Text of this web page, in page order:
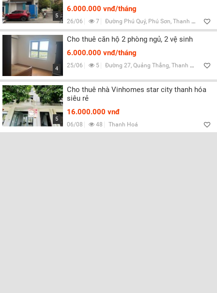
5
6.000.000 vnđ/tháng
26/06 7 Đường Phú Quý, Phú Sơn, Thanh Hoá
4
Cho thuê căn hộ 2 phòng ngủ, 2 vệ sinh
6.000.000 vnđ/tháng
25/06 5 Đường 27, Quảng Thắng, Thanh Hoá
5
Cho thuê nhà Vinhomes star city thanh hóa
siêu rẻ
16.000.000 vnđ
06/08 48 Thanh Hoá